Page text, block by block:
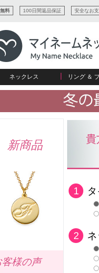
料 100日間返品保証 安全なお
ネックレス
コレクションを見る
ネックレス
リング ＆
レスレット
すコレクション
ャルジュエリー
コレクション
ックレスコレクション
プレビュー
ズ
新商品
客様の声
1
2